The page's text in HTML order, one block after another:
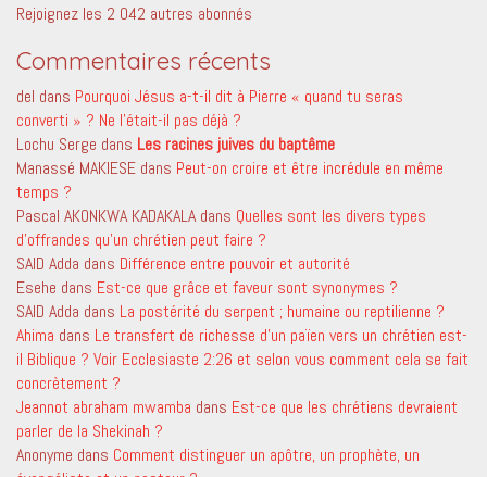
Rejoignez les 2 042 autres abonnés
Commentaires récents
del dans Pourquoi Jésus a-t-il dit à Pierre « quand tu seras
converti » ? Ne l’était-il pas déjà ?
Lochu Serge dans Les racines juives du baptême
Manassé MAKIESE dans Peut-on croire et être incrédule en même
temps ?
Pascal AKONKWA KADAKALA dans Quelles sont les divers types
d’offrandes qu’un chrétien peut faire ?
SAID Adda dans Différence entre pouvoir et autorité
Esehe dans Est-ce que grâce et faveur sont synonymes ?
SAID Adda dans La postérité du serpent ; humaine ou reptilienne ?
Ahima dans Le transfert de richesse d’un païen vers un chrétien est-
il Biblique ? Voir Ecclesiaste 2:26 et selon vous comment cela se fait
concrètement ?
Jeannot abraham mwamba dans Est-ce que les chrétiens devraient
parler de la Shekinah ?
Anonyme dans Comment distinguer un apôtre, un prophète, un